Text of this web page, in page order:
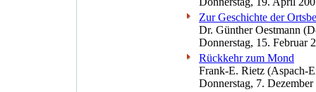
Zur Geschichte der
Dr. Günther Oestmann
Donnerstag, 15. Februar
Rückkehr zum Mond
Frank-E. Rietz (Aspach-
Donnerstag, 7.